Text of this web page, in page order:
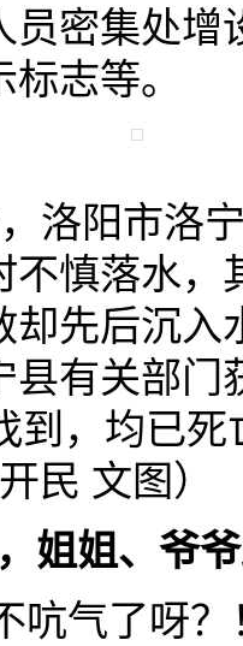
员密集处增
志等。
洛阳市洛
不慎落水，
却先后沉入
县有关部门
到，均已死
民 文图）
姐姐、爷
吭气了呀